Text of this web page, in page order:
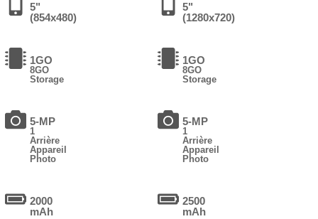
5"
(854x480)
1GO
8GO
Storage
5-MP
1
Arrière
Appareil
Photo
2000
mAh
5"
(1280x720)
1GO
8GO
Storage
5-MP
1
Arrière
Appareil
Photo
2500
mAh